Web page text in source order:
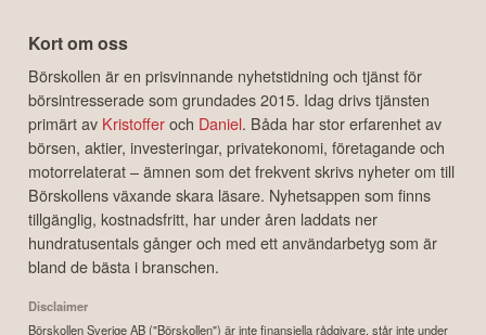
Kort om oss
Börskollen är en prisvinnande nyhetstidning och tjänst för
börsintresserade som grundades 2015. Idag drivs tjänsten
primärt av Kristofferoch Daniel. Båda har stor erfarenhet av
börsen, aktier, investeringar, privatekonomi, företagande och
motorrelaterat – ämnen som det frekvent skrivs nyheter om till
Börskollens växande skara läsare. Nyhetsappen som finns
tillgänglig, kostnadsfritt, har under åren laddats ner
hundratusentals gånger och med ett användarbetyg som är
bland de bästa i branschen.
Disclaimer
Börskollen Sverige AB ("Börskollen") är inte finansiella rådgivare, står inte under